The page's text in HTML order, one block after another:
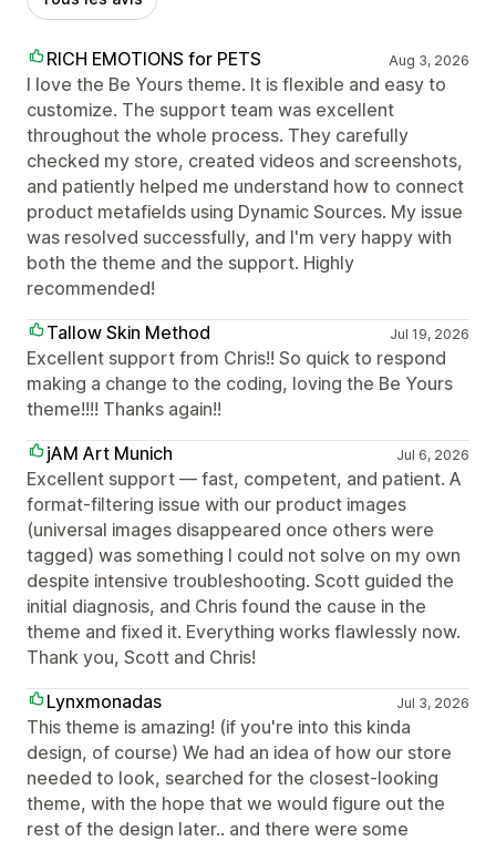
RICH EMOTIONS for PETS Aug 3, 2026
I love the Be Yours theme. It is flexible and easy to
customize. The support team was excellent
throughout the whole process. They carefully
checked my store, created videos and screenshots,
and patiently helped me understand how to connect
product metafields using Dynamic Sources. My issue
was resolved successfully, and I'm very happy with
both the theme and the support. Highly
recommended!
Tallow Skin Method
Jul 19, 2026
Excellent support from Chris!! So quick to respond
making a change to the coding, loving the Be Yours
theme!!!! Thanks again!!
jAM Art Munich
Jul 6, 2026
Excellent support — fast, competent, and patient. A
format-filtering issue with our product images
(universal images disappeared once others were
tagged) was something I could not solve on my own
despite intensive troubleshooting. Scott guided the
initial diagnosis, and Chris found the cause in the
theme and fixed it. Everything works flawlessly now.
Thank you, Scott and Chris!
Lynxmonadas
Jul 3, 2026
This theme is amazing! (if you're into this kinda
design, of course) We had an idea of how our store
needed to look, searched for the closest-looking
theme, with the hope that we would figure out the
rest of the design later.. and there were some